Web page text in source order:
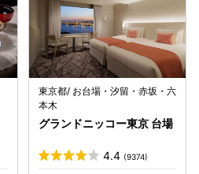
東京都/ お台場・汐留・赤坂・六
本木
グランドニッコー東京 台場
4.4 (9374)